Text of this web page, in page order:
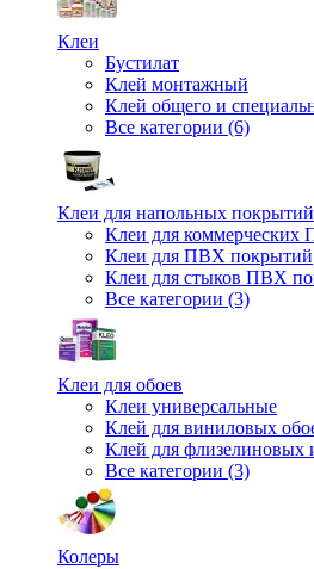
Клеи
Бустилат
Клей монтажный
Клей общего и
Все категории (6)
Клеи для напольных покрытий
Клеи для
Клеи для ПВХ покрытий
Клеи для стыков ПВХ
Все категории (3)
Клеи для обоев
Клеи универсальные
Клей для виниловых
Клей для флизелиновых
Все категории (3)
Колеры